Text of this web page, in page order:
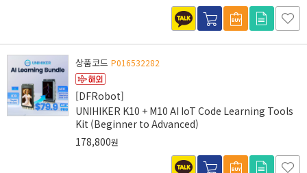
상품코드 P016532282
[DFRobot]
UNIHIKER K10 + M10 AI IoT Code Learning Tools
Kit (Beginner to Advanced)
178,800원